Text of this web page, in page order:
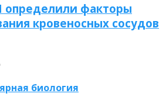
факторы
кровеносных сосудов
биология